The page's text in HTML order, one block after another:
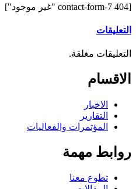
[contact-form-7 404 "غير موجود"]
التعليقات
التعليقات مغلقة.
الاقسام
الاخبار
التقارير
المؤتمرات والفعاليات
روابط مهمة
تطوع معنا